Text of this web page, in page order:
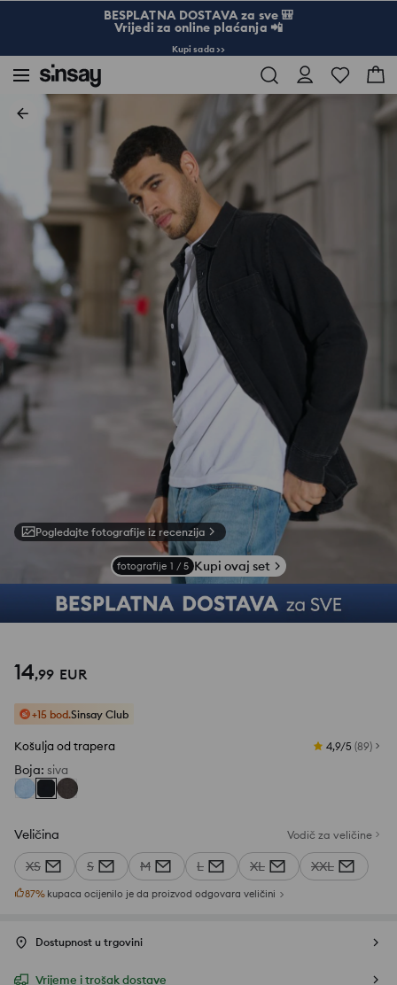
BESPLATNA DOSTAVA za sve 🎒
Vrijedi za online plaćanja 📲
Kupi sada >>
Pogledajte fotografije iz recenzija
fotografije 1 / 5 Kupi ovaj set
14,99 EUR
+15 bod.Sinsay Club
Košulja od trapera 4,9/5 (89)
Boja: siva
Veličina Vodič za veličine
XS S M L XL XXL
87% kupaca ocijenilo je da proizvod odgovara veličini
Dostupnost u trgovini
Vrijeme i trošak dostave